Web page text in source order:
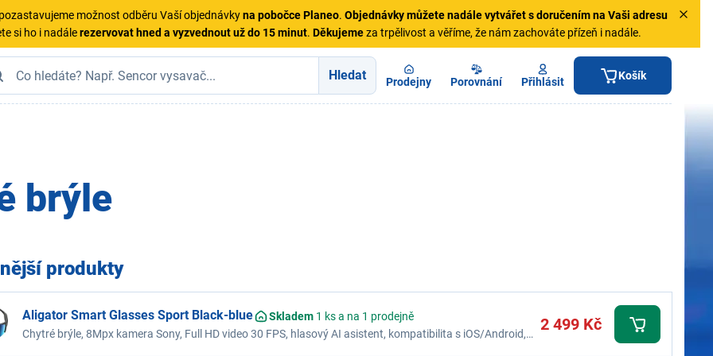
možnost odběru Vaší objednávkyna pobočce Planeo. Objednávkymůžete nadále vytvářet s doručením na Vaši adresu
si ho i nadálerezervovat hned a vyzvednout už do 15 minut. Děkujemeza trpělivost a věříme, že nám zachováte přízeň i nadále.
Hledat Prodejny Porovnání Přihlásit Košík
brýle
produkty
Aligator Smart Glasses Sport Black-blue Skladem 1 ks a na 1 prodejně
Chytré brýle, 8Mpx kamera Sony, Full HD video 30 FPS, hlasový AI asistent, kompatibilita s iOS/Android,
2 499 Kč